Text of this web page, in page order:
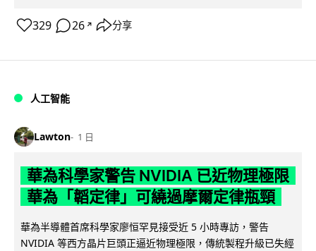
329 26 ↗ 分享
人工智能
Lawton 1 日
華為科學家警告 NVIDIA 已近物理極限
華為「韜定律」可繞過摩爾定律瓶頸
華為半導體首席科學家廖恒罕見接受近 5 小時專訪，警告
NVIDIA 等西方晶片巨頭正逼近物理極限，傳統製程升級已失經